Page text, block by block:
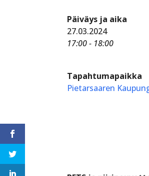
Päiväys ja aika
27.03.2024
17:00 - 18:00
Tapahtumapaikka
Pietarsaaren